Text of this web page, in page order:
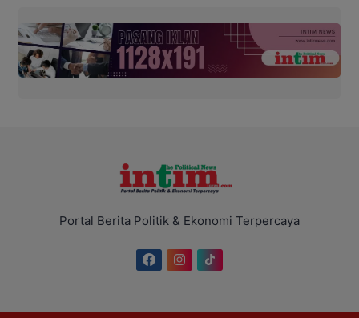
Portal Berita Politik & Ekonomi Terpercaya